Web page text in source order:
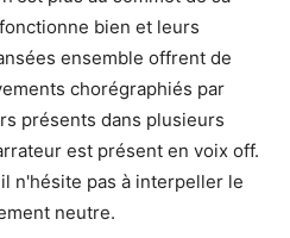
bien et leurs
ensemble offrent de
chorégraphiés par
présents dans plusieurs
est présent en voix off.
n'hésite pas à interpeller le
neutre.